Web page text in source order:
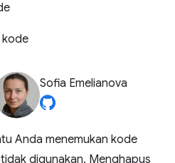
kode
Sofia Emelianova
Anda menemukan kode
digunakan. Menghapus